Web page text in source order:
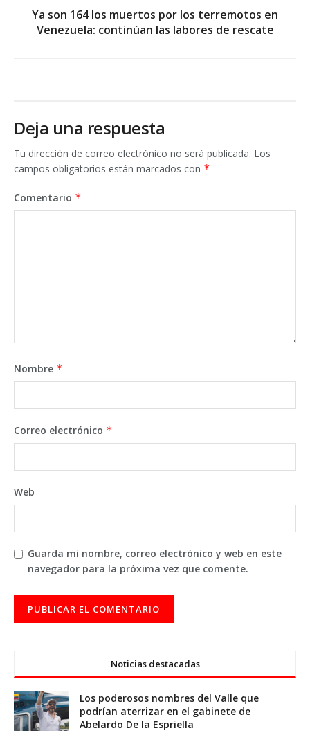
Ya son 164 los muertos por los terremotos en
Venezuela: continúan las labores de rescate
Deja una respuesta
Tu dirección de correo electrónico no será publicada. Los
campos obligatorios están marcados con *
Comentario *
Nombre *
Correo electrónico *
Web
Guarda mi nombre, correo electrónico y web en este
navegador para la próxima vez que comente.
Noticias destacadas
Los poderosos nombres del Valle que
podrían aterrizar en el gabinete de
Abelardo De la Espriella